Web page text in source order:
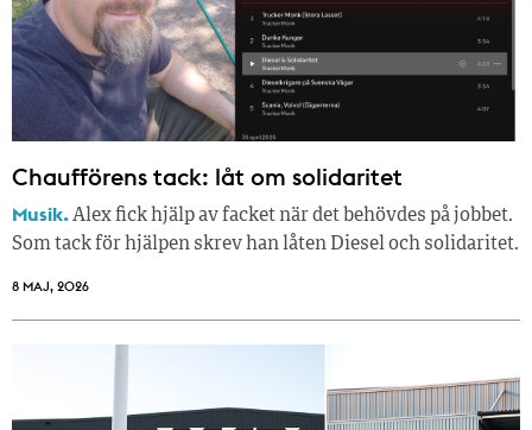
Chaufförens tack: låt om solidaritet
Musik.Alex fick hjälp av facket när det behövdes på jobbet.
Som tack för hjälpen skrev han låten Diesel och solidaritet.
8 MAJ, 2026